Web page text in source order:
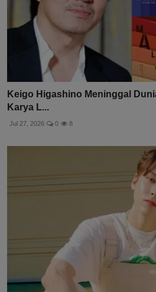
Keigo Higashino Meninggal
Karya L...
Jul 27, 2026 0 8